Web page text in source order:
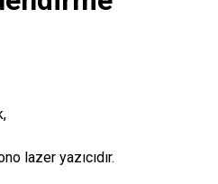
lazer yazıcıdır.